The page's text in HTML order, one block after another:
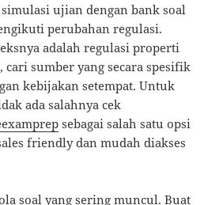
ujian dengan bank soal
perubahan regulasi.
adalah regulasi properti
sumber yang secara spesifik
kebijakan setempat. Untuk
ada salahnya cek
sebagai salah satu opsi
friendly dan mudah diakses
soal yang sering muncul. Buat